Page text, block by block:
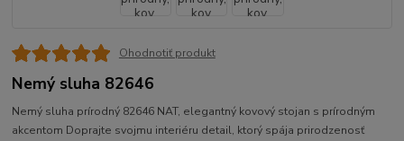
Ohodnotiť produkt
Nemý sluha 82646
Nemý sluha prírodný 82646 NAT, elegantný kovový stojan s prírodným
akcentom Doprajte svojmu interiéru detail, ktorý spája prirodzenosť